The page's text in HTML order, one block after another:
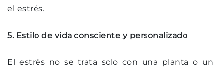
el estrés.
5. Estilo de vida consciente y personalizado
El estrés no se trata solo con una planta o un